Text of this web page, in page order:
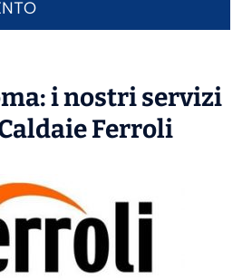
i nostri servizi
Ferroli